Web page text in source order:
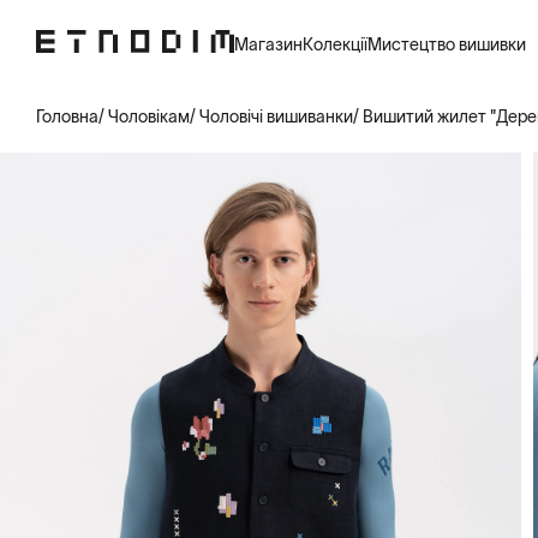
МагазинКолекціїМистецтво вишивки
Головна Чоловікам Чоловічі вишиванки Вишитий жилет